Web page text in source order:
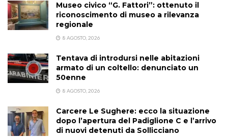
Museo civico “G. Fattori”: ottenuto il
riconoscimento di museo a rilevanza
regionale
8 AGOSTO, 2026
Tentava di introdursi nelle abitazioni
armato di un coltello: denunciato un
50enne
8 AGOSTO, 2026
Carcere Le Sughere: ecco la situazione
dopo l’apertura del Padiglione C e l’arrivo
di nuovi detenuti da Sollicciano